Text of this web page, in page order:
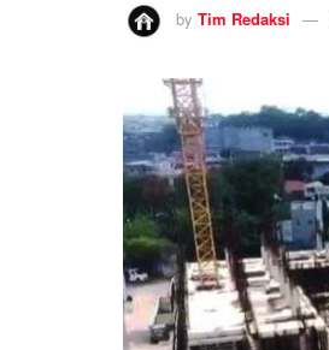
by Tim Redaksi